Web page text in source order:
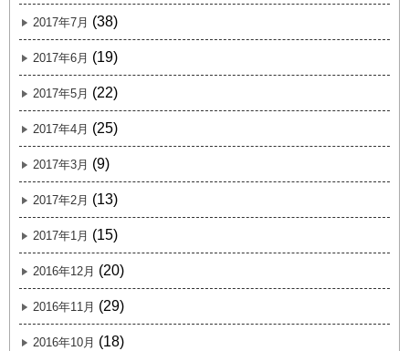
2017年7月 (38)
2017年6月 (19)
2017年5月 (22)
2017年4月 (25)
2017年3月 (9)
2017年2月 (13)
2017年1月 (15)
2016年12月 (20)
2016年11月 (29)
2016年10月 (18)